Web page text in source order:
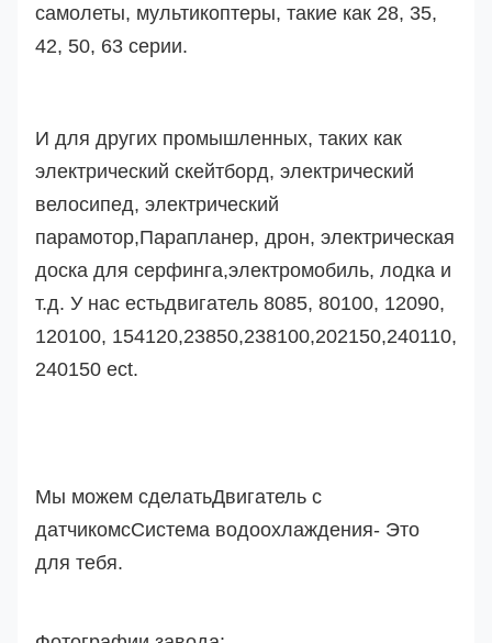
самолеты, мультикоптеры, такие как 28, 35,
42, 50, 63 серии.
И для других промышленных, таких как
электрический скейтборд, электрический
велосипед, электрический
парамотор,Парапланер, дрон, электрическая
доска для серфинга,электромобиль, лодка и
т.д. У нас естьдвигатель 8085, 80100, 12090,
120100, 154120,23850,238100,202150,240110,
240150 ect.
Мы можем сделатьДвигатель с
датчикомсСистема водоохлаждения- Это
для тебя.